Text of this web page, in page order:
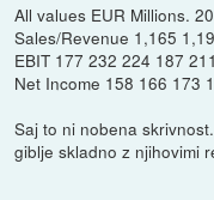
All values EUR Millions.
Sales/Revenue 1,165
EBIT 177 232 224 187 211
Net Income 158 166 173
Saj to ni nobena
giblje skladno z njihovimi